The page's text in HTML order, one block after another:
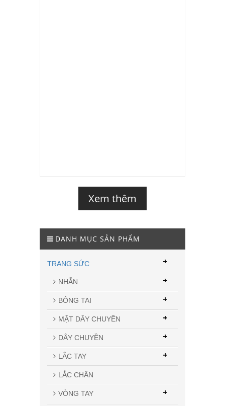
Xem thêm
DANH MỤC SẢN PHẨM
TRANG SỨC
NHẪN +
BÔNG TAI +
MẶT DÂY CHUYỀN +
DÂY CHUYỀN +
LẮC TAY +
LẮC CHÂN
VÒNG TAY +
+